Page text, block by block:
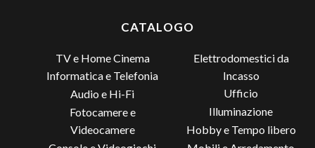
CATALOGO
TV e Home Cinema
Informatica e Telefonia
Audio e Hi-Fi
Fotocamere e
Videocamere
Elettrodomestici da
Incasso
Ufficio
Illuminazione
Hobby e Tempo libero